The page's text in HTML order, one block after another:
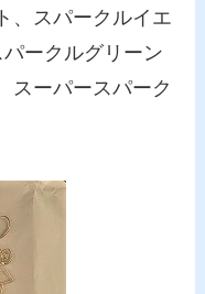
、スパークルイエ
ークルグリーン
スーパースパーク